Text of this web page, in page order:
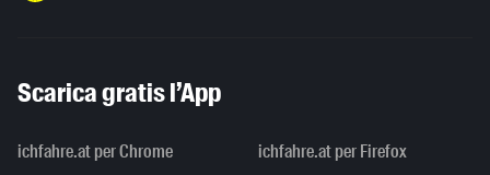
Scarica gratis l’App
ichfahre.at per Chrome ichfahre.at per Firefox